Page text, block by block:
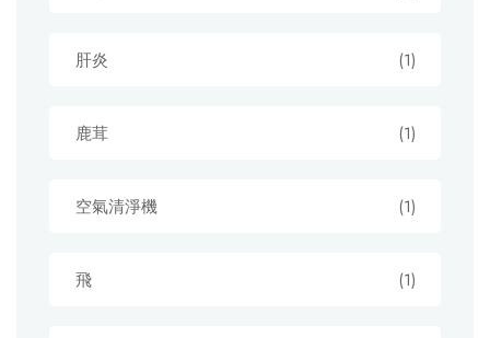
肝炎 (1)
鹿茸 (1)
空氣清淨機 (1)
飛 (1)